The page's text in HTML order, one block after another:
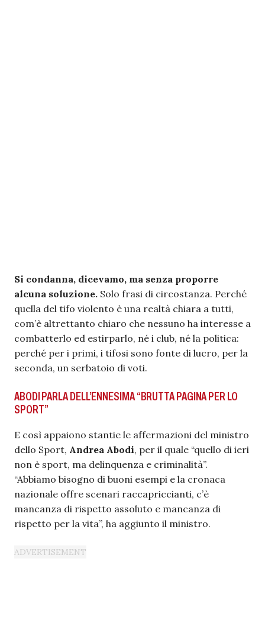
Si condanna, dicevamo, ma senza proporre
alcuna soluzione. Solo frasi di circostanza. Perché
quella del tifo violento è una realtà chiara a tutti,
com’è altrettanto chiaro che nessuno ha interesse a
combatterlo ed estirparlo, né i club, né la politica:
perché per i primi, i tifosi sono fonte di lucro, per la
seconda, un serbatoio di voti.
ABODI PARLA DELL’ENNESIMA “BRUTTA PAGINA PER LO
SPORT”
E così appaiono stantie le affermazioni del ministro
dello Sport, Andrea Abodi, per il quale “quello di ieri
non è sport, ma delinquenza e criminalità”.
“Abbiamo bisogno di buoni esempi e la cronaca
nazionale offre scenari raccapriccianti, c’è
mancanza di rispetto assoluto e mancanza di
rispetto per la vita”, ha aggiunto il ministro.